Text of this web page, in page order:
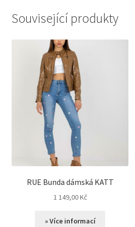
Související produkty
RUE Bunda dámská KATT
1 149,00Kč
» Více informací